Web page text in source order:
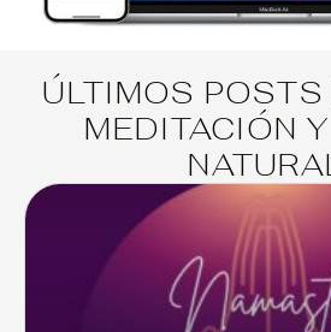
ÚLTIMOS POSTS
MEDITACIÓN